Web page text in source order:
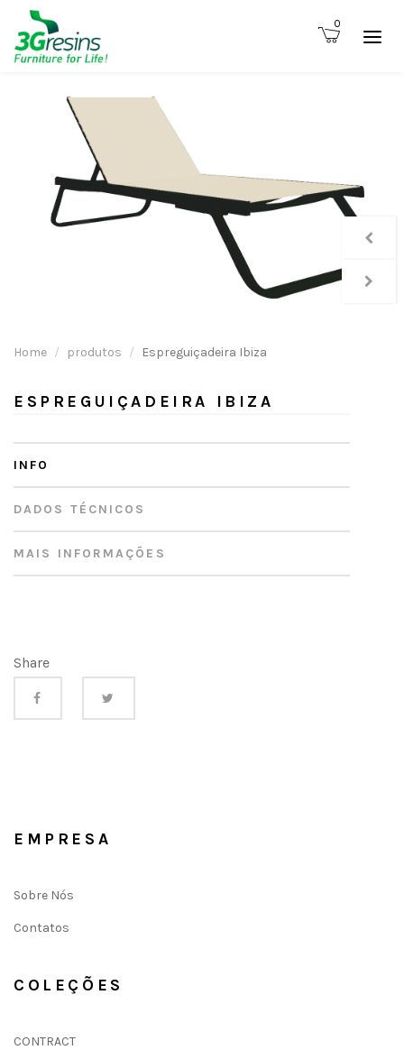
0
Home produtos Espreguiçadeira Ibiza
ESPREGUIÇADEIRA IBIZA
INFO
DADOS TÉCNICOS
MAIS INFORMAÇÕES
Share
EMPRESA
Sobre Nós
Contatos
COLEÇÕES
CONTRACT